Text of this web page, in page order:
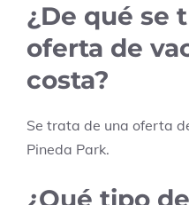
¿De qué se
oferta de
costa?
Se trata de una oferta
Pineda Park.